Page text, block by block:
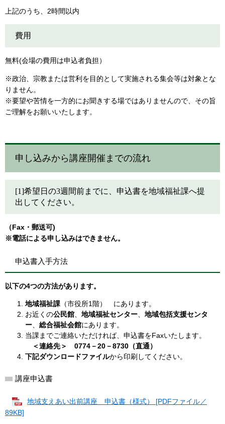
上記のうち、2時間以内
費用
無料(会場の費用は申込者負担）
※政治、宗教または営利を目的として実施される集会等は対象とな
りません。
※要望や苦情を一方的にお聞きする場ではありませんので、その旨
ご理解をお願いいたします。
申し込みから講座開催までの流れ
[1]希望日の3週間前までに、申込書を地域福祉課へ提
出してください。
（Fax・郵送可)
※電話による申し込みはできません。
申込書入手方法
以下の4つの方法があります。
地域福祉課 （市役所1階） にあります。
お近くの公民館 地域福祉センター
地域包括支援センタ
ー
総合福祉会館にあります。
当課までご連絡いただければ、申込書をFaxいたします。
＜連絡先＞ 0774－20－8730（直通）
下記ダウンロードファイルから印刷してください。
講座申込書
地域支えあい出前講座 申込書（様式） [PDFファイル／
89KB]